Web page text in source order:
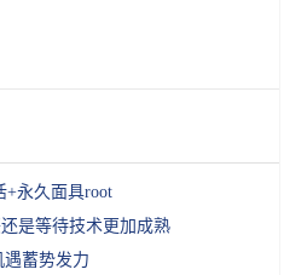
+永久面具root
是等待技术更加成熟
遇蓄势发力